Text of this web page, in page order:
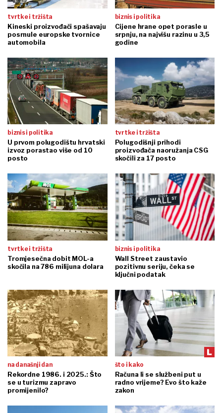
tvrtke i tržišta
Kineski proizvođači spašavaju
posrnule europske tvornice
automobila
biznis i politika
Cijene hrane opet porasle u
srpnju, na najvišu razinu u 3,5
godine
biznis i politika
U prvom polugodištu hrvatski
izvoz porastao više od 10
posto
tvrtke i tržišta
Polugodišnji prihodi
proizvođača naoružanja CSG
skočili za 17 posto
tvrtke i tržišta
Tromjesečna dobit MOL-a
skočila na 786 milijuna dolara
biznis i politika
Wall Street zaustavio
pozitivnu seriju, čeka se
ključni podatak
na današnji dan
Rekordne 1986. i 2025.: Što
se u turizmu zapravo
promijenilo?
što i kako
Računa li se službeni put u
radno vrijeme? Evo što kaže
zakon